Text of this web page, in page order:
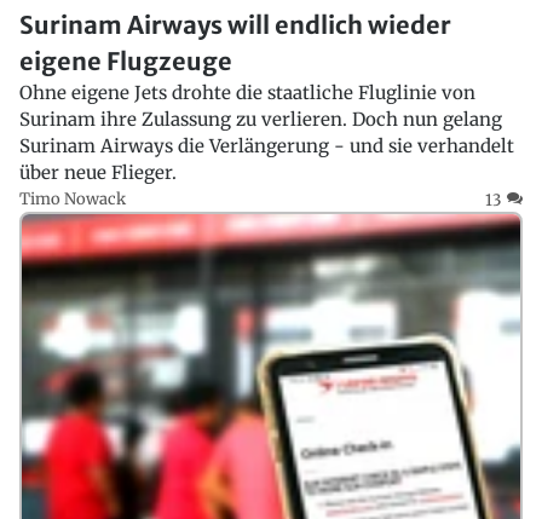
Surinam Airways will endlich wieder
eigene Flugzeuge
Ohne eigene Jets drohte die staatliche Fluglinie von
Surinam ihre Zulassung zu verlieren. Doch nun gelang
Surinam Airways die Verlängerung - und sie verhandelt
über neue Flieger.
Timo Nowack 13